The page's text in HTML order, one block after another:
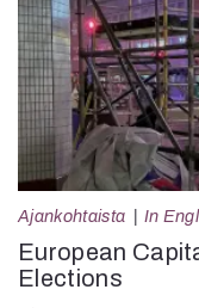
Ajankohtaista In
European
Elections